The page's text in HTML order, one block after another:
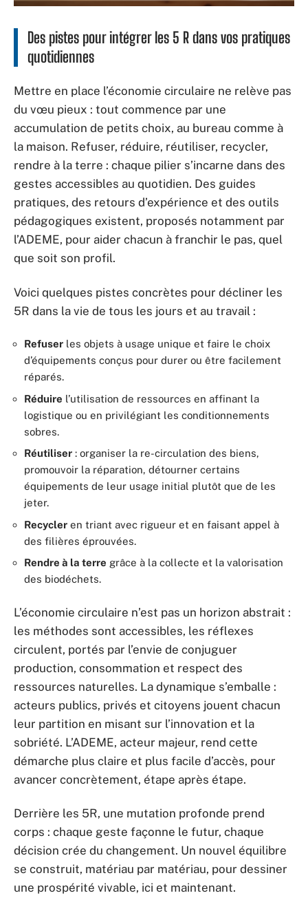
Des pistes pour intégrer les 5 R dans vos pratiques
quotidiennes
Mettre en place l’économie circulaire ne relève pas
du vœu pieux : tout commence par une
accumulation de petits choix, au bureau comme à
la maison. Refuser, réduire, réutiliser, recycler,
rendre à la terre : chaque pilier s’incarne dans des
gestes accessibles au quotidien. Des guides
pratiques, des retours d’expérience et des outils
pédagogiques existent, proposés notamment par
l’ADEME, pour aider chacun à franchir le pas, quel
que soit son profil.
Voici quelques pistes concrètes pour décliner les
5R dans la vie de tous les jours et au travail :
Refuser les objets à usage unique et faire le choix
d’équipements conçus pour durer ou être facilement
réparés.
Réduire l’utilisation de ressources en affinant la
logistique ou en privilégiant les conditionnements
sobres.
Réutiliser : organiser la re-circulation des biens,
promouvoir la réparation, détourner certains
équipements de leur usage initial plutôt que de les
jeter.
Recycler en triant avec rigueur et en faisant appel à
des filières éprouvées.
Rendre à la terre grâce à la collecte et la valorisation
des biodéchets.
L’économie circulaire n’est pas un horizon abstrait :
les méthodes sont accessibles, les réflexes
circulent, portés par l’envie de conjuguer
production, consommation et respect des
ressources naturelles. La dynamique s’emballe :
acteurs publics, privés et citoyens jouent chacun
leur partition en misant sur l’innovation et la
sobriété. L’ADEME, acteur majeur, rend cette
démarche plus claire et plus facile d’accès, pour
avancer concrètement, étape après étape.
Derrière les 5R, une mutation profonde prend
corps : chaque geste façonne le futur, chaque
décision crée du changement. Un nouvel équilibre
se construit, matériau par matériau, pour dessiner
une prospérité vivable, ici et maintenant.